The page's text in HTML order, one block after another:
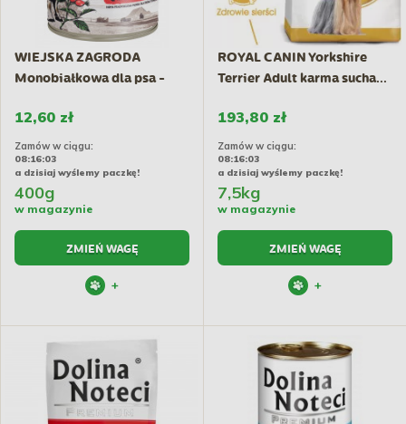
WIEJSKA ZAGRODA
Monobiałkowa dla psa -
12,60 zł
Zamów w ciągu:
08:16:02
a dzisiaj wyślemy paczkę!
400g
w magazynie
ZMIEŃ WAGĘ
+
ROYAL CANIN Yorkshire
Terrier Adult karma sucha...
193,80 zł
Zamów w ciągu:
08:16:02
a dzisiaj wyślemy paczkę!
7,5kg
w magazynie
ZMIEŃ WAGĘ
+